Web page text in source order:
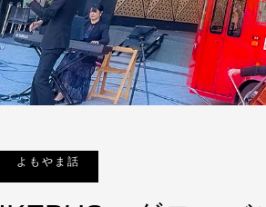
よもやま話